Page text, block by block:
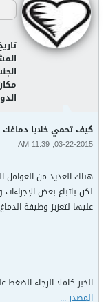
كيف تحمي خلايا
03-22-2015, 11:39 AM
هناك العديد من العوامل
لكن باتباع بعض
عليها لتعزيز وظيفة
الخبر كاملا الرجاء الضغط
المصدر ...